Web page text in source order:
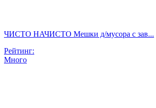
ЧИСТО НАЧИСТО Мешки д/мусора с зав...
Рейтинг:
Много